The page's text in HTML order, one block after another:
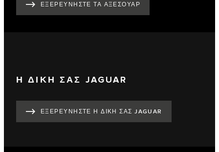
ΕΞΕΡΕΥΝΗΣΤΕ ΤΑ ΑΞΕΣΟΥΑΡ
Η ΔΙΚΗ ΣΑΣ JAGUAR
ΕΞΕΡΕΥΝΗΣΤΕ Η ΔΙΚΗ ΣΑΣ JAGUAR